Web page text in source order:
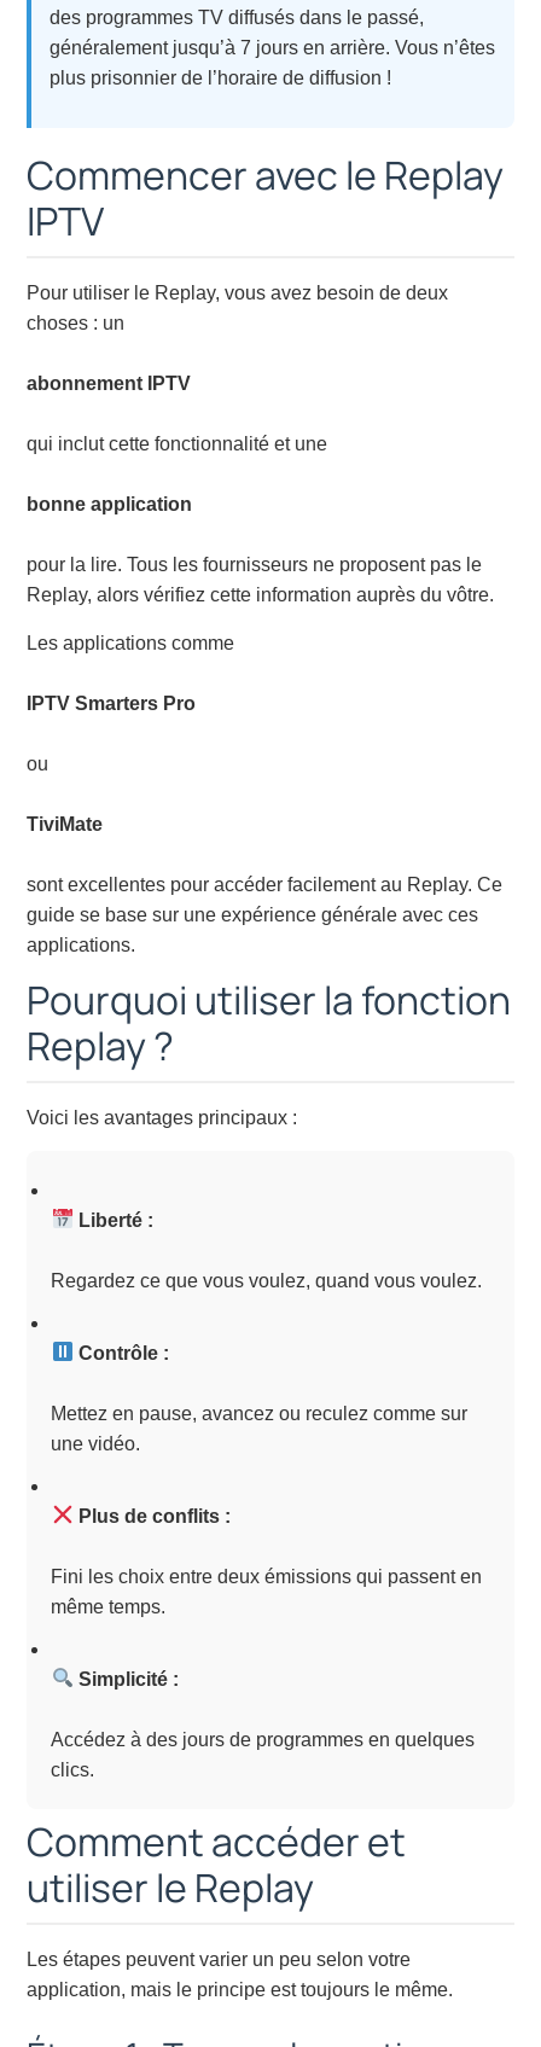
des programmes TV diffusés dans le passé,
généralement jusqu’à 7 jours en arrière. Vous n’êtes
plus prisonnier de l’horaire de diffusion !
Commencer avec le Replay
IPTV
Pour utiliser le Replay, vous avez besoin de deux
choses : un
abonnement IPTV
qui inclut cette fonctionnalité et une
bonne application
pour la lire. Tous les fournisseurs ne proposent pas le
Replay, alors vérifiez cette information auprès du vôtre.
Les applications comme
IPTV Smarters Pro
ou
TiviMate
sont excellentes pour accéder facilement au Replay. Ce
guide se base sur une expérience générale avec ces
applications.
Pourquoi utiliser la fonction
Replay ?
Voici les avantages principaux :
Liberté :
Regardez ce que vous voulez, quand vous voulez.
Contrôle :
Mettez en pause, avancez ou reculez comme sur
une vidéo.
Plus de conflits :
Fini les choix entre deux émissions qui passent en
même temps.
Simplicité :
Accédez à des jours de programmes en quelques
clics.
Comment accéder et
utiliser le Replay
Les étapes peuvent varier un peu selon votre
application, mais le principe est toujours le même.